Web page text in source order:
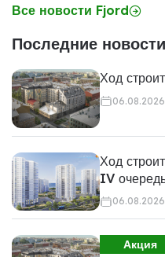
Все новости Fjord
Последние
Ход
06.08.2026
Ход
IV
06.08.2026
Акция